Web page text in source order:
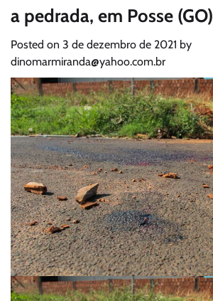
a pedrada, em Posse (GO)
Posted on 3 de dezembro de 2021 by
dinomarmiranda@yahoo.com.br